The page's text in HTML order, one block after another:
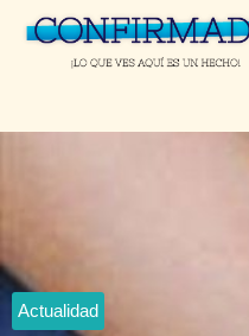
Actualidad